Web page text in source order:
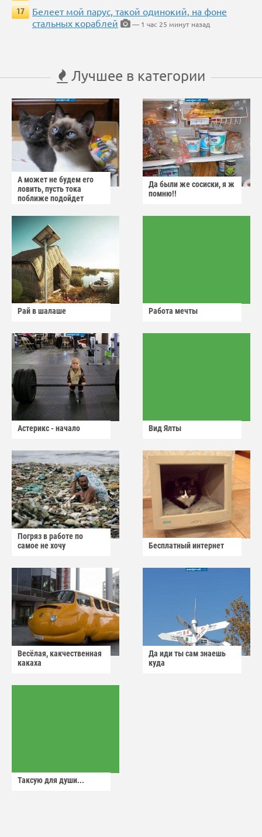
17
Белеет мой парус, такой одинокий, на фоне
стальных кораблей
— 1 час 25 минут назад
Лучшее в категории
А может не будем его
ловить, пусть тока
поближе подойдет
Да были же сосиски, я ж
помню!!
Рай в шалаше Работа мечты
Астерикс - начало Вид Ялты
Погряз в работе по
самое не хочу
Бесплатный интернет
Весёлая, какчественная
какаха
Да иди ты сам знаешь
куда
Таксую для души...